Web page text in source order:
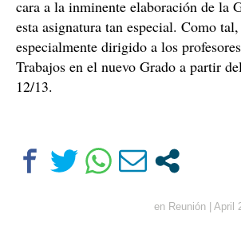
cara a la inminente elaboración de la
esta asignatura tan especial. Como tal,
especialmente dirigido a los
Trabajos en el nuevo Grado a partir
12/13.
en Reunión April